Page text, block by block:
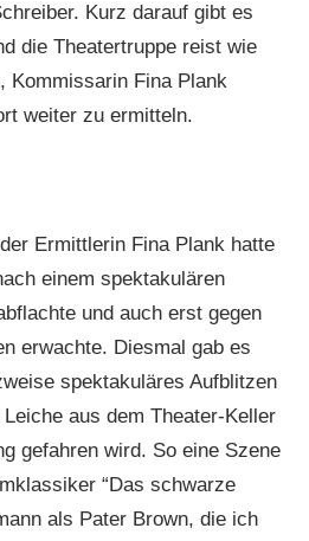
Kurz darauf gibt es
die Theatertruppe reist wie
Kommissarin Fina Plank
weiter zu ermitteln.
Ermittlerin Fina Plank hatte
einem spektakulären
und auch erst gegen
erwachte. Diesmal gab es
spektakuläres Aufblitzen
aus dem Theater-Keller
gefahren wird. So eine Szene
“Das schwarze
als Pater Brown, die ich